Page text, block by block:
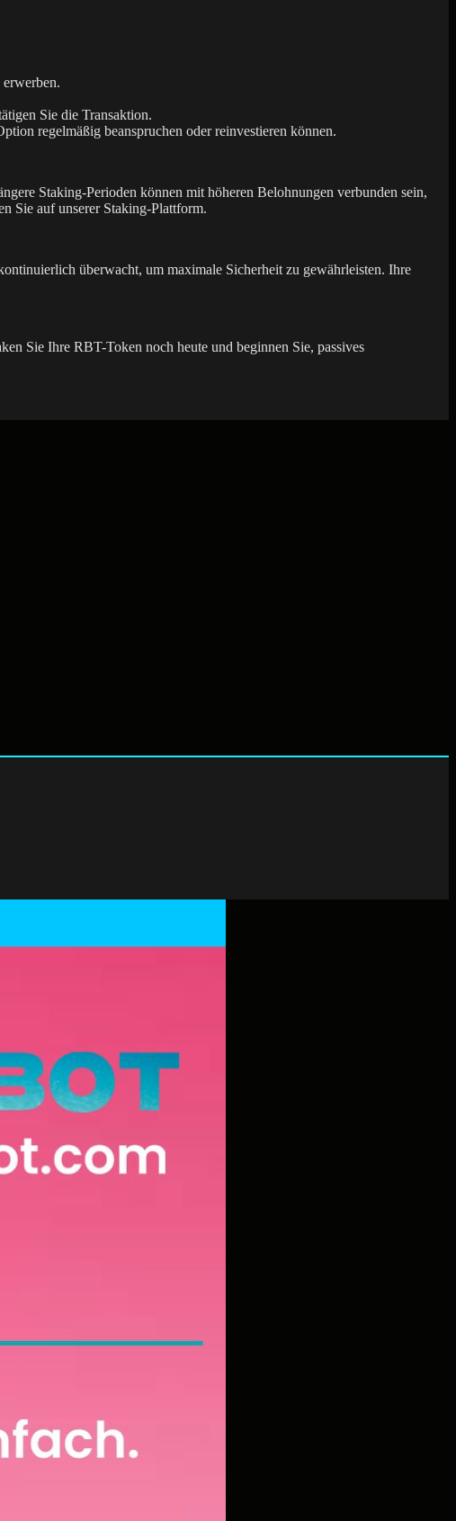
Sie die Transaktion.
regelmäßig beanspruchen oder reinvestieren können.
Staking-Perioden können mit höheren Belohnungen verbunden sein,
Sie auf unserer Staking-Plattform.
überwacht, um maximale Sicherheit zu gewährleisten. Ihre
Sie Ihre RBT-Token noch heute und beginnen Sie, passives